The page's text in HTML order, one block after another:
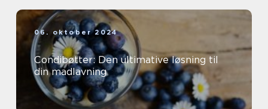
06. oktober 2024
Condibøtter: Den ultimative løsning til
din madlavning